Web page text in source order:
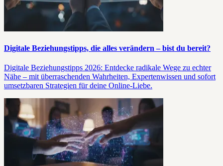
Digitale Beziehungstipps, die alles verändern – bist du bereit?
Digitale Beziehungstipps 2026: Entdecke radikale Wege zu echter
Nähe – mit überraschenden Wahrheiten, Expertenwissen und sofort
umsetzbaren Strategien für deine Online-Liebe.